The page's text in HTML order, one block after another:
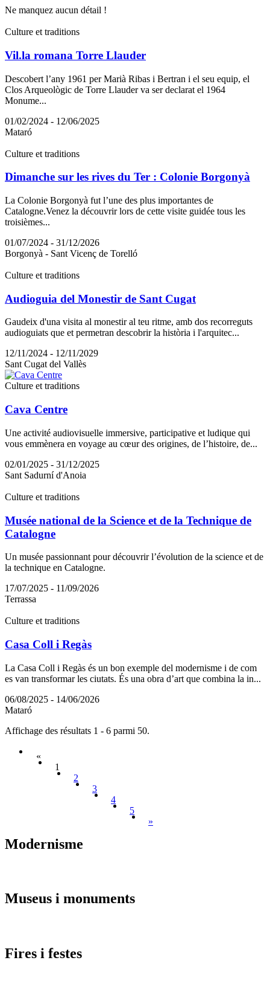
Ne manquez aucun détail !
Culture et traditions
Vil.la romana Torre Llauder
Descobert l’any 1961 per Marià Ribas i Bertran i el seu equip, el
Clos Arqueològic de Torre Llauder va ser declarat el 1964
Monume...
01/02/2024 - 12/06/2025
Mataró
Culture et traditions
Dimanche sur les rives du Ter : Colonie Borgonyà
La Colonie Borgonyà fut l’une des plus importantes de
Catalogne.Venez la découvrir lors de cette visite guidée tous les
troisièmes...
01/07/2024 - 31/12/2026
Borgonyà - Sant Vicenç de Torelló
Culture et traditions
Audioguia del Monestir de Sant Cugat
Gaudeix d'una visita al monestir al teu ritme, amb dos recorreguts
audioguiats que et permetran descobrir la història i l'arquitec...
12/11/2024 - 12/11/2029
Sant Cugat del Vallès
Culture et traditions
Cava Centre
Une activité audiovisuelle immersive, participative et ludique qui
vous emmènera en voyage au cœur des origines, de l’histoire, de...
02/01/2025 - 31/12/2025
Sant Sadurní d'Anoia
Culture et traditions
Musée national de la Science et de la Technique de
Catalogne
Un musée passionnant pour découvrir l’évolution de la science et de
la technique en Catalogne.
17/07/2025 - 11/09/2026
Terrassa
Culture et traditions
Casa Coll i Regàs
La Casa Coll i Regàs és un bon exemple del modernisme i de com
es van transformar les ciutats. És una obra d’art que combina la in...
06/08/2025 - 14/06/2026
Mataró
Affichage des résultats 1 - 6 parmi 50.
«
1
2
3
4
5
»
Modernisme
Museus i monuments
Fires i festes